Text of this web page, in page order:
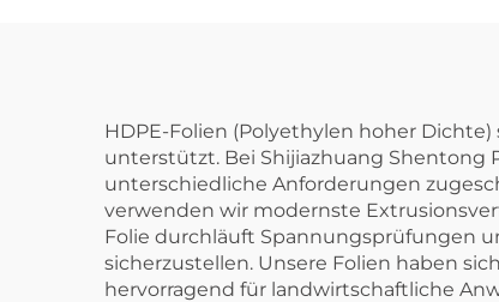
HDPE-Folien (Polyethylen hoher
unterstützt. Bei Shijiazhuang Shentong
unterschiedliche Anforderungen
verwenden wir modernste
Folie durchläuft Spannungsprüfungen
sicherzustellen. Unsere Folien haben
hervorragend für landwirtschaftliche